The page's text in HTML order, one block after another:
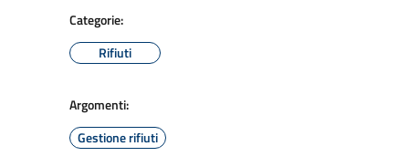
Categorie:
Rifiuti
Argomenti:
Gestione rifiuti